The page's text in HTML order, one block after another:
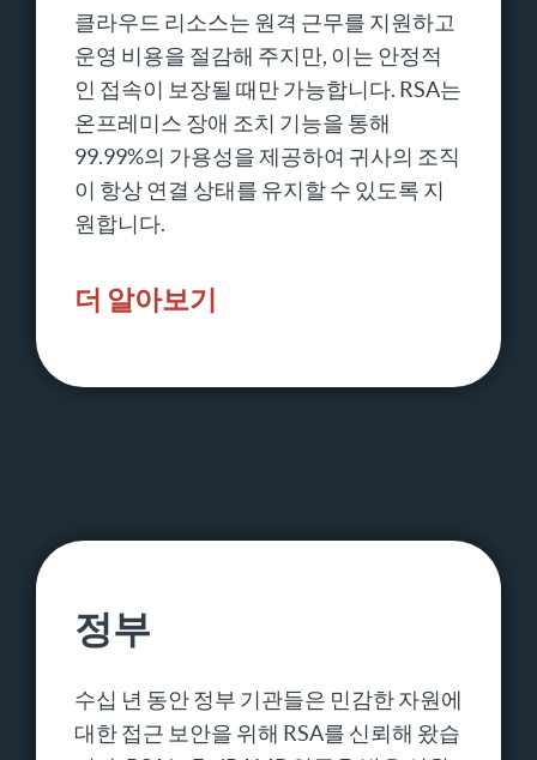
클라우드 리소스는 원격 근무를 지원하고
운영 비용을 절감해 주지만, 이는 안정적
인 접속이 보장될 때만 가능합니다. RSA는
온프레미스 장애 조치 기능을 통해
99.99%의 가용성을 제공하여 귀사의 조직
이 항상 연결 상태를 유지할 수 있도록 지
원합니다.
더 알아보기
정부
수십 년 동안 정부 기관들은 민감한 자원에
대한 접근 보안을 위해 RSA를 신뢰해 왔습